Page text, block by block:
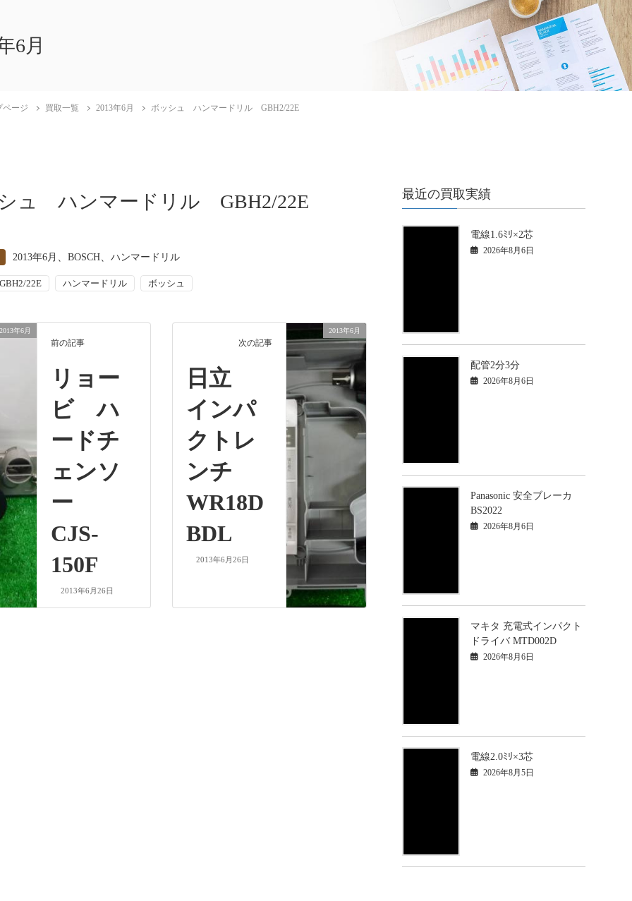
6月
ページ 買取一覧 2013年6月 ボッシュ ハンマードリル GBH2/22E
ュ ハンマードリル GBH2/22E
2013年6月 、BOSCH、ハンマードリル
GBH2/22E ハンマードリル ボッシュ
2013年6月
前の記事
リョー
ビ ハ
ードチ
ェンソ
ー
CJS-
150F
2013年6月26日
2013年6月
次の記事
日立
インパ
クトレ
ンチ
WR18D
BDL
2013年6月26日
最近の買取実績
電線1.6ﾐﾘ×2芯
2026年8月6日
配管2分3分
2026年8月6日
Panasonic 安全ブレーカ
BS2022
2026年8月6日
マキタ 充電式インパクト
ドライバ MTD002D
2026年8月6日
電線2.0ﾐﾘ×3芯
2026年8月5日